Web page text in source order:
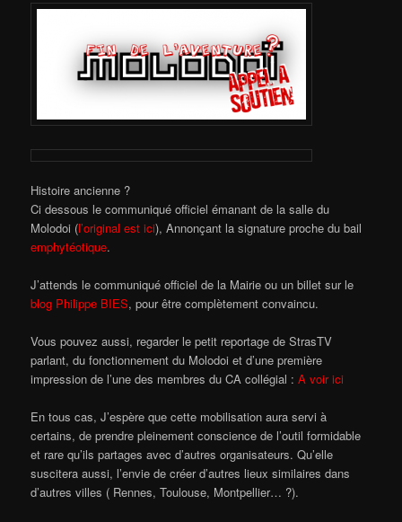
Histoire ancienne ?
Ci dessous le communiqué officiel émanant de la salle du
Molodoi (l’original est ici), Annonçant la signature proche du bail
emphytéotique.
J’attends le communiqué officiel de la Mairie ou un billet sur le
blog Philippe BIES, pour être complètement convaincu.
Vous pouvez aussi, regarder le petit reportage de StrasTV
parlant, du fonctionnement du Molodoi et d’une première
impression de l’une des membres du CA collégial :A voir ici
En tous cas, J’espère que cette mobilisation aura servi à
certains, de prendre pleinement conscience de l’outil formidable
et rare qu’ils partages avec d’autres organisateurs. Qu’elle
suscitera aussi, l’envie de créer d’autres lieux similaires dans
d’autres villes ( Rennes, Toulouse, Montpellier… ?).